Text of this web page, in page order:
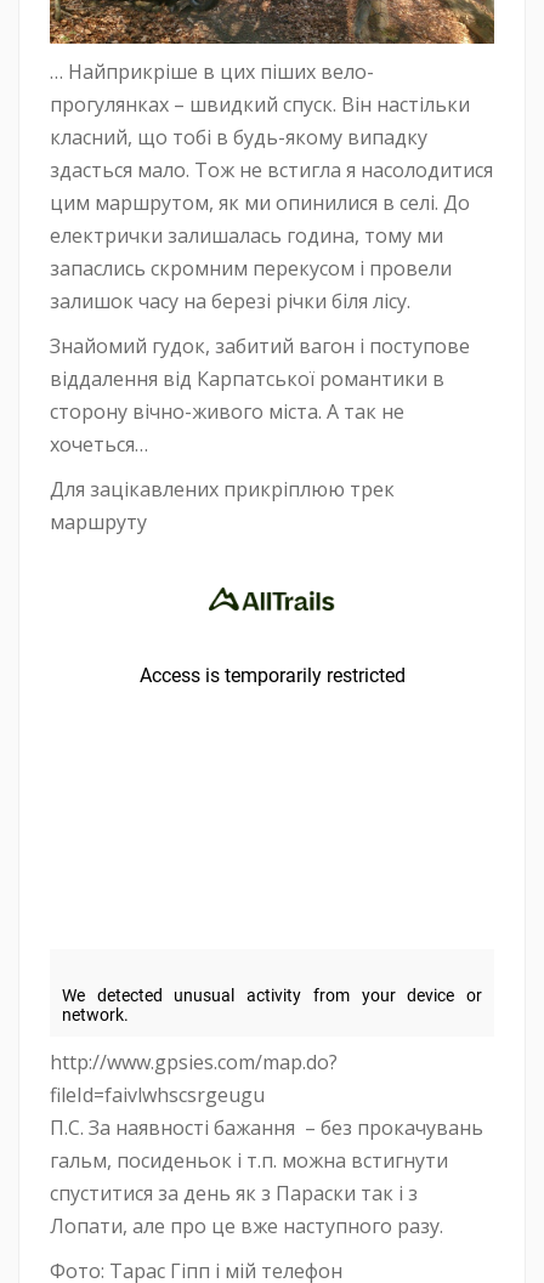
… Найприкріше в цих піших вело-
прогулянках – швидкий спуск. Він настільки
класний, що тобі в будь-якому випадку
здасться мало. Тож не встигла я насолодитися
цим маршрутом, як ми опинилися в селі. До
електрички залишалась година, тому ми
запаслись скромним перекусом і провели
залишок часу на березі річки біля лісу.
Знайомий гудок, забитий вагон і поступове
віддалення від Карпатської романтики в
сторону вічно-живого міста. А так не
хочеться…
Для зацікавлених прикріплюю трек
маршруту
http://www.gpsies.com/map.do?
fileId=faivlwhscsrgeugu
П.С. За наявності бажання – без прокачувань
гальм, посиденьок і т.п. можна встигнути
спуститися за день як з Параски так і з
Лопати, але про це вже наступного разу.
Фото: Тарас Гіпп і мій телефон